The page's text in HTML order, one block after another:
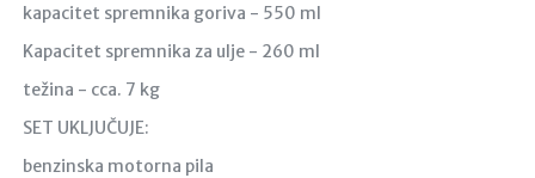
kapacitet spremnika goriva - 550 ml
Kapacitet spremnika za ulje - 260 ml
težina - cca. 7 kg
SET UKLJUČUJE:
benzinska motorna pila